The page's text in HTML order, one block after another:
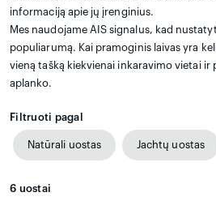
informaciją apie jų įrenginius.
Mes naudojame AIS signalus, kad
populiarumą. Kai pramoginis laivas yra
vieną tašką kiekvienai inkaravimo vietai ir
aplanko.
Filtruoti pagal
Natūrali uostas Jachtų uostas
6 uostai